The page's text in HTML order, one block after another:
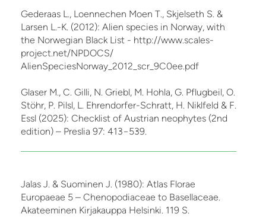
Gederaas L., Loennechen Moen T., Skjelseth S. &
Larsen L.-K. (2012): Alien species in Norway, with
the Norwegian Black List - http://www.scales-
project.net/NPDOCS/
AlienSpeciesNorway_2012_scr_9C0ee.pdf
Glaser M., C. Gilli, N. Griebl, M. Hohla, G. Pflugbeil, O.
Stöhr, P. Pilsl, L. Ehrendorfer-Schratt, H. Niklfeld & F.
Essl (2025): Checklist of Austrian neophytes (2nd
edition) – Preslia 97: 413−539.
Jalas J. & Suominen J. (1980): Atlas Florae
Europaeae 5 – Chenopodiaceae to Basellaceae.
Akateeminen Kirjakauppa Helsinki. 119 S.